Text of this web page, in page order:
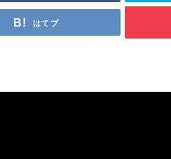
はてブ